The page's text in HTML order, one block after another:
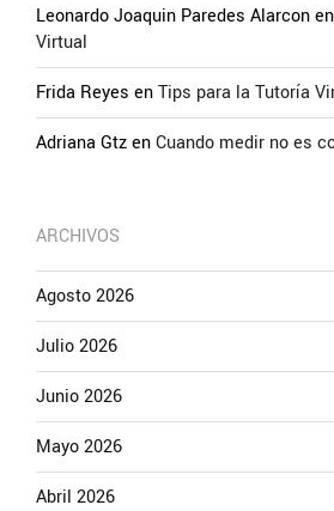
Leonardo Joaquin Paredes Alarconen
Virtual
Frida Reyes enTips para la Tutoría
Adriana GtzenCuando medir no es
ARCHIVOS
Agosto 2026
Julio 2026
Junio 2026
Mayo 2026
Abril 2026